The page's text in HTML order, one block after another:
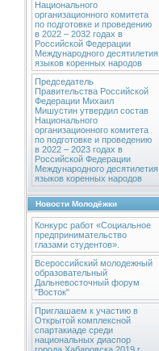
Национального
организационного комитета
по подготовке и проведению
в 2022 – 2032 годах в
Российской Федерации
Международного десятилетия
языков коренных народов
Председатель
Правительства Российской
Федерации Михаил
Мишустин утвердил состав
Национального
организационного комитета
по подготовке и проведению
в 2022 – 2023 годах в
Российской Федерации
Международного десятилетия
языков коренных народов
Новости Молодёжки
Конкурс работ «Социальное
предпринимательство
глазами студентов».
Всероссийский молодежный
образовательный
Дальневосточный форум
"Восток"
Приглашаем к участию в
Открытой комплексной
спартакиаде среди
национальных диаспор